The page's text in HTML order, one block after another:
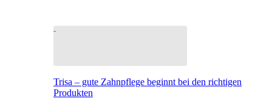
Trisa – gute Zahnpflege beginnt bei den richtigen
Produkten